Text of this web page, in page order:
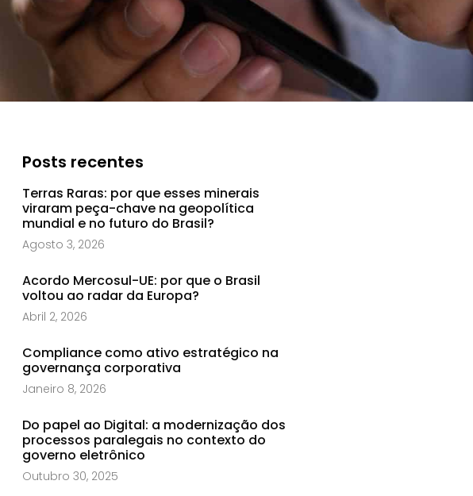
Posts recentes
Terras Raras: por que esses minerais
viraram peça-chave na geopolítica
mundial e no futuro do Brasil?
Agosto 3, 2026
Acordo Mercosul-UE: por que o Brasil
voltou ao radar da Europa?
Abril 2, 2026
Compliance como ativo estratégico na
governança corporativa
Janeiro 8, 2026
Do papel ao Digital: a modernização dos
processos paralegais no contexto do
governo eletrônico
Outubro 30, 2025